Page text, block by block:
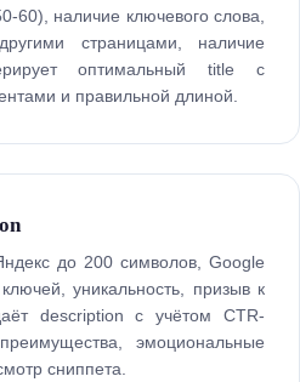
60), наличие ключевого слова,
страницами, наличие
оптимальный title с
и правильной длиной.
до 200 символов, Google
уникальность, призыв к
description с учётом CTR-
эмоциональные
сниппета.